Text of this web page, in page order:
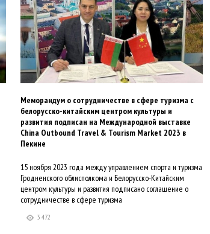
Меморандум о сотрудничестве в сфере туризма с
белорусско-китайским центром культуры и
развития подписан на Международной выставке
China Outbound Travel & Tourism Market 2023 в
Пекине
15 ноября 2023 года между управлением спорта и туризма
Гродненского облисполкома и Белорусско-Китайским
центром культуры и развития подписано соглашение о
сотрудничестве в сфере туризма
3 472